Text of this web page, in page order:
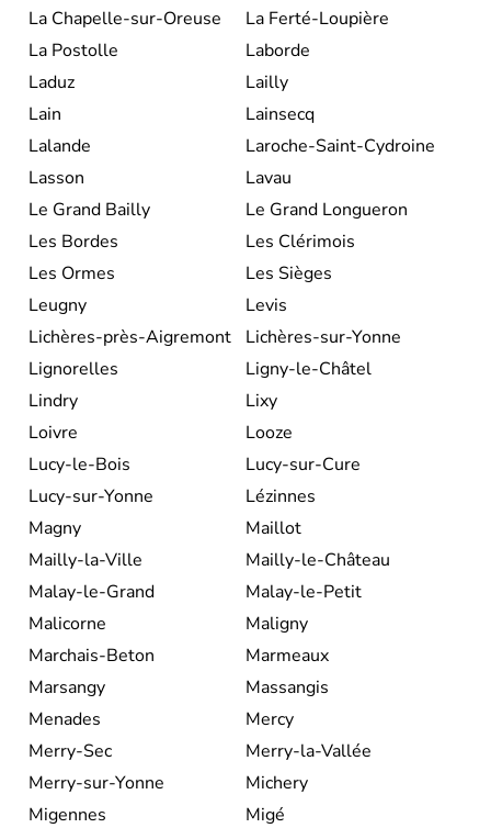
La Chapelle-sur-Oreuse
La Ferté-Loupière
La Postolle
Laborde
Laduz
Lailly
Lain
Lainsecq
Lalande
Laroche-Saint-Cydroine
Lasson
Lavau
Le Grand Bailly
Le Grand Longueron
Les Bordes
Les Clérimois
Les Ormes
Les Sièges
Leugny
Levis
Lichères-près-Aigremont
Lichères-sur-Yonne
Lignorelles
Ligny-le-Châtel
Lindry
Lixy
Loivre
Looze
Lucy-le-Bois
Lucy-sur-Cure
Lucy-sur-Yonne
Lézinnes
Magny
Maillot
Mailly-la-Ville
Mailly-le-Château
Malay-le-Grand
Malay-le-Petit
Malicorne
Maligny
Marchais-Beton
Marmeaux
Marsangy
Massangis
Menades
Mercy
Merry-Sec
Merry-la-Vallée
Merry-sur-Yonne
Michery
Migennes
Migé